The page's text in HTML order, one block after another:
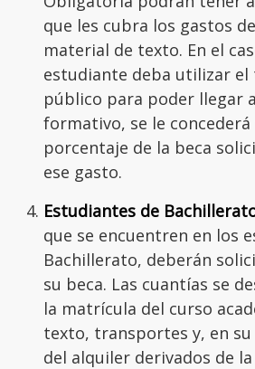
que les cubra los gastos
material de texto. En el
estudiante deba utilizar
público para poder llegar
formativo, se le
porcentaje de la beca
ese gasto.
Estudiantes de
que se encuentren en los
Bachillerato, deberán
su beca. Las cuantías se
la matrícula del curso
texto, transportes y, en su
del alquiler derivados de